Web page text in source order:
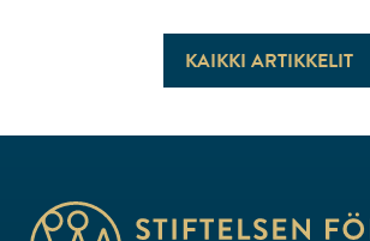
KAIKKI ARTIKKELIT